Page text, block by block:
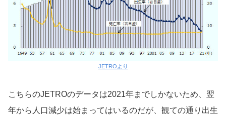
JETROより
こちらのJETROのデータは2021年までしかないため、翌
年から人口減少は始まってはいるのだが、観ての通り出生